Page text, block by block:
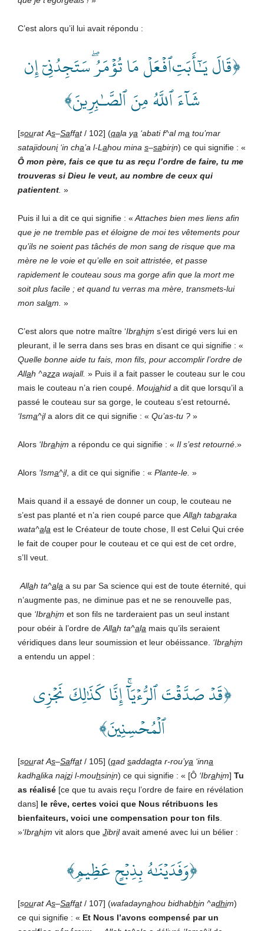
C’est alors qu’il lui avait répondu :
﴿قَالَ يَـٰٓأَبَتِ ٱفۡعَلۡ مَا تُؤۡمَرُۖ سَتَجِدُنِيٓ إِن
شَآءَ ٱللَّهُ مِنَ ٱلصَّـٰبِرِينَ﴾
[sourat As–Saffat/ 102] (qala ya ‘abati f^al ma tou’mar
satajidouni ‘in cha’a l-Lahou mina s–sabirin) ce qui signifie : «
Ô mon père, fais ce que tu as reçu l’ordre de faire, tu me
trouveras si Dieu le veut, au nombre de ceux qui
patientent. »
Puis il lui a dit ce qui signifie : «Attaches bien mes liens afin
que je ne tremble pas etéloigne de moites vêtements pour
qu’ils ne soientpas tâchés de mon sang de risque que ma
mère ne le voie etqu’elle en soitattristée, etpasse
rapidementle couteau sous ma gorge afin que la mortme
soitplus facile ; etquand tu verras ma mère, transmets-lui
mon salam. »
C’est alors que notre maître ‘Ibrahim s’est dirigé vers lui en
pleurant, il le serra dans ses bras en disant ce qui signifie : «
Quelle bonne aide tu fais, mon fils, pour accomplir l’ordre de
Allah ^azza wajall. » Puis il a fait passer le couteau sur le cou
mais le couteau n’a rien coupé. Moujahid a dit que lorsqu’il a
passé le couteau sur sa gorge, le couteau s’est retourné.
‘Isma^ila alors dit ce qui signifie : « Qu’as-tu ? »
Alors ‘Ibrahim a répondu ce qui signifie : « Ils’estretourné.»
Alors ‘Isma^il, a dit ce qui signifie : « Plante-le. »
Mais quand il a essayé de donner un coup, le couteau ne
s’est pas planté et n’a rien coupé parce queAllah tabaraka
wata^ala est le Créateur de toute chose, Il est Celui Qui crée
le fait de couper pour le couteau et ce qui est de cet ordre,
s’Il veut.
Allah ta^ala a su par Sa science qui est de toute éternité, qui
n’augmente pas, ne diminue pas et ne se renouvelle pas,
que ‘Ibrahim et son fils ne tarderaient pas un seul instant
pour obéir à l’ordre deAllah ta^ala mais qu’ils seraient
véridiques dans leur soumission et leur obéissance. ‘Ibrahim
a entendu un appel :
﴿قَدۡ صَدَّقۡتَ ٱلرُّءۡيَآۚ إِنَّا كَذَٰلِكَ نَجۡزِي
ٱلۡمُحۡسِنِينَ﴾
[sourat As–Saffat/ 105] (qad saddaqta r-rou’ya ‘inna
kadhalika najzi l-mouhsinin) ce qui signifie : « [Ô ‘Ibrahim] Tu
as réalisé [ce que tu avais reçu l’ordre de faire en révélation
dans] le rêve, certes voici que Nous rétribuons les
bienfaiteurs, voici une compensation pourton fils.
»‘Ibrahim vit alors que Jibrilavait amené avec lui un bélier :
﴿وَفَدَيۡنَٰهُ بِذِبۡحٍ عَظِيمٖ﴾
[sourat As–Saffat/ 107] (wafadaynahou bidhabhin ^adhim)
ce qui signifie : « Et Nous l’avons compensé parun